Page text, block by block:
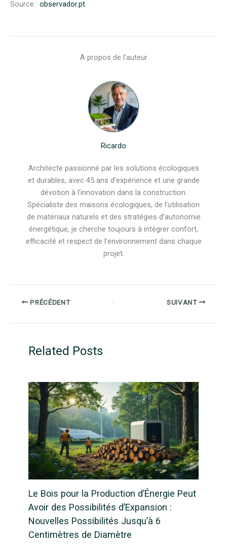
Source : observador.pt
A propos de l'auteur
Ricardo
Architecte passionné par les solutions écologiques
et durables, avec 45 ans d’expérience et une grande
dévotion à l’innovation dans la construction.
Spécialiste des maisons écologiques, de l’utilisation
de matériaux naturels et des stratégies d’autonomie
énergétique, je cherche toujours à intégrer confort,
efficacité et respect de l’environnement dans chaque
projet.
PRÉCÉDENT SUIVANT
Related Posts
Le Bois pour la Production d’Énergie Peut
Avoir des Possibilités d’Expansion :
Nouvelles Possibilités Jusqu’à 6
Centimètres de Diamètre